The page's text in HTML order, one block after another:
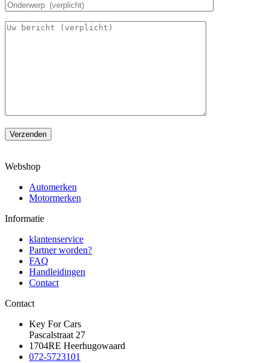
Verzenden
Webshop
Automerken
Motormerken
Informatie
klantenservice
Partner worden?
FAQ
Handleidingen
Contact
Contact
Key For Cars
Pascalstraat 27
1704RE Heerhugowaard
072-5723101